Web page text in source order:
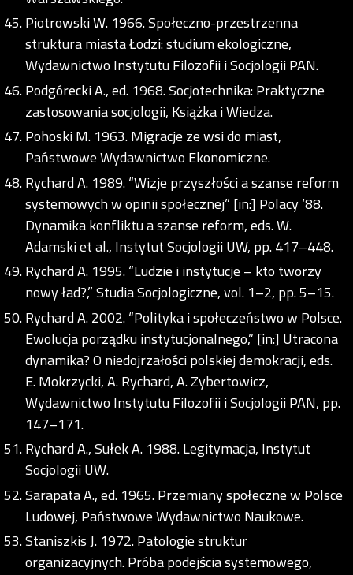
Piotrowski W. 1966. Społeczno-przestrzenna
struktura miasta Łodzi: studium ekologiczne,
Wydawnictwo Instytutu Filozofii i Socjologii PAN.
Podgórecki A., ed. 1968. Socjotechnika: Praktyczne
zastosowania socjologii, Książka i Wiedza.
Pohoski M. 1963. Migracje ze wsi do miast,
Państwowe Wydawnictwo Ekonomiczne.
Rychard A. 1989. “Wizje przyszłości a szanse reform
systemowych w opinii społecznej” [in:] Polacy ‘88.
Dynamika konfliktu a szanse reform, eds. W.
Adamski et al., Instytut Socjologii UW, pp. 417–448.
Rychard A. 1995. “Ludzie i instytucje – kto tworzy
nowy ład?,” Studia Socjologiczne, vol. 1–2, pp. 5–15.
Rychard A. 2002. “Polityka i społeczeństwo w Polsce.
Ewolucja porządku instytucjonalnego,” [in:] Utracona
dynamika? O niedojrzałości polskiej demokracji, eds.
E. Mokrzycki, A. Rychard, A. Zybertowicz,
Wydawnictwo Instytutu Filozofii i Socjologii PAN, pp.
147–171.
Rychard A., Sułek A. 1988. Legitymacja, Instytut
Socjologii UW.
Sarapata A., ed. 1965. Przemiany społeczne w Polsce
Ludowej, Państwowe Wydawnictwo Naukowe.
Staniszkis J. 1972. Patologie struktur
organizacyjnych. Próba podejścia systemowego,